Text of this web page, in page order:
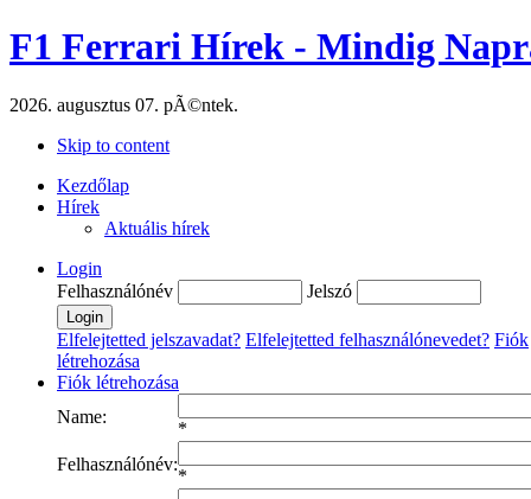
F1 Ferrari Hírek - Mindig
2026. augusztus 07. pÃ©ntek.
Skip to content
Kezdőlap
Hírek
Aktuális hírek
Login
Felhasználónév
Jelszó
Elfelejtetted jelszavadat? Elfelejtetted felhasználónevedet? Fiók
létrehozása
Fiók létrehozása
Name:
*
Felhasználónév:
*